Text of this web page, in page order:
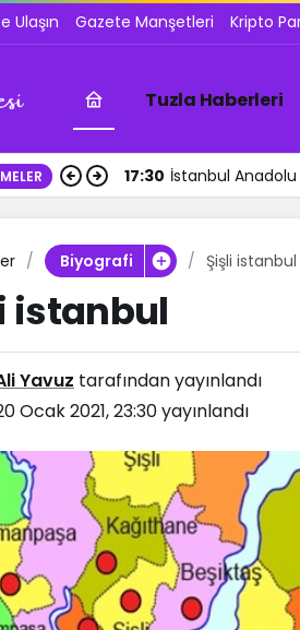
Ulaşın Gazete Manşetleri Kripto
Tuzla Haberleri
17:30 İstanbul Anadolu
Biyografi Şişli istanbul
istanbul
Yavuz tarafından yayınlandı
Ocak 2021, 23:30yayınlandı
Blog